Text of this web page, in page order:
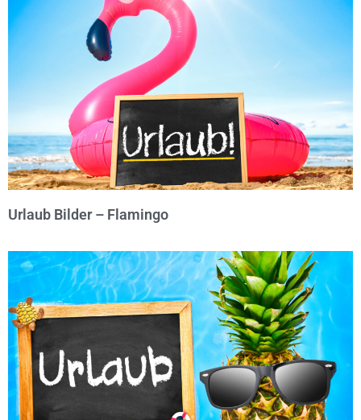
Urlaub Bilder – Flamingo
© Michael Bihlmayer